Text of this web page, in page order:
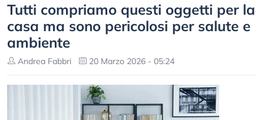
Tutti compriamo questi oggetti per la
casa ma sono pericolosi per salute e
ambiente
Andrea Fabbri 20 Marzo 2026 - 05:24